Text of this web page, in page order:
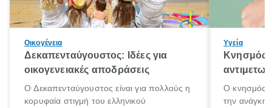
Οικογένεια
Δεκαπενταύγουστος: Ιδέες για
οικογενειακές αποδράσεις
Ο Δεκαπενταύγουστος είναι για πολλούς η
κορυφαία στιγμή του ελληνικού
Υγεία
Κνησμός:
Ο κνησμός
την ανάγκη